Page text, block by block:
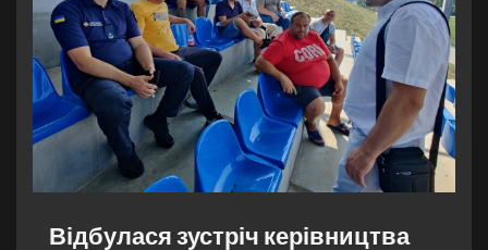
Відбулася зустріч керівництва